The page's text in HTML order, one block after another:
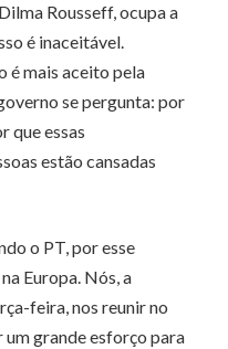
Rousseff, ocupa a
é inaceitável.
é mais aceito pela
se pergunta: por
que essas
estão cansadas
o PT, por esse
Europa. Nós, a
feira, nos reunir no
grande esforço para